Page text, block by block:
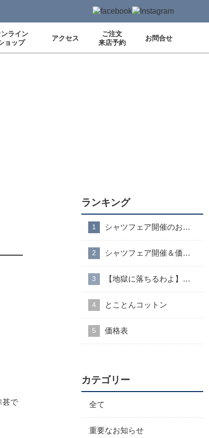
ライン
ョップ
アクセス
ご注文
来店予約
お問合せ
甚で
ランキング
シャツフェア開催のお知らせ
シャツフェア開催＆価格改定のお知らせ
【地獄に落ちるわよ】衣装協力のお知らせ
とことんコットン
価格表
カテゴリー
全て
重要なお知らせ